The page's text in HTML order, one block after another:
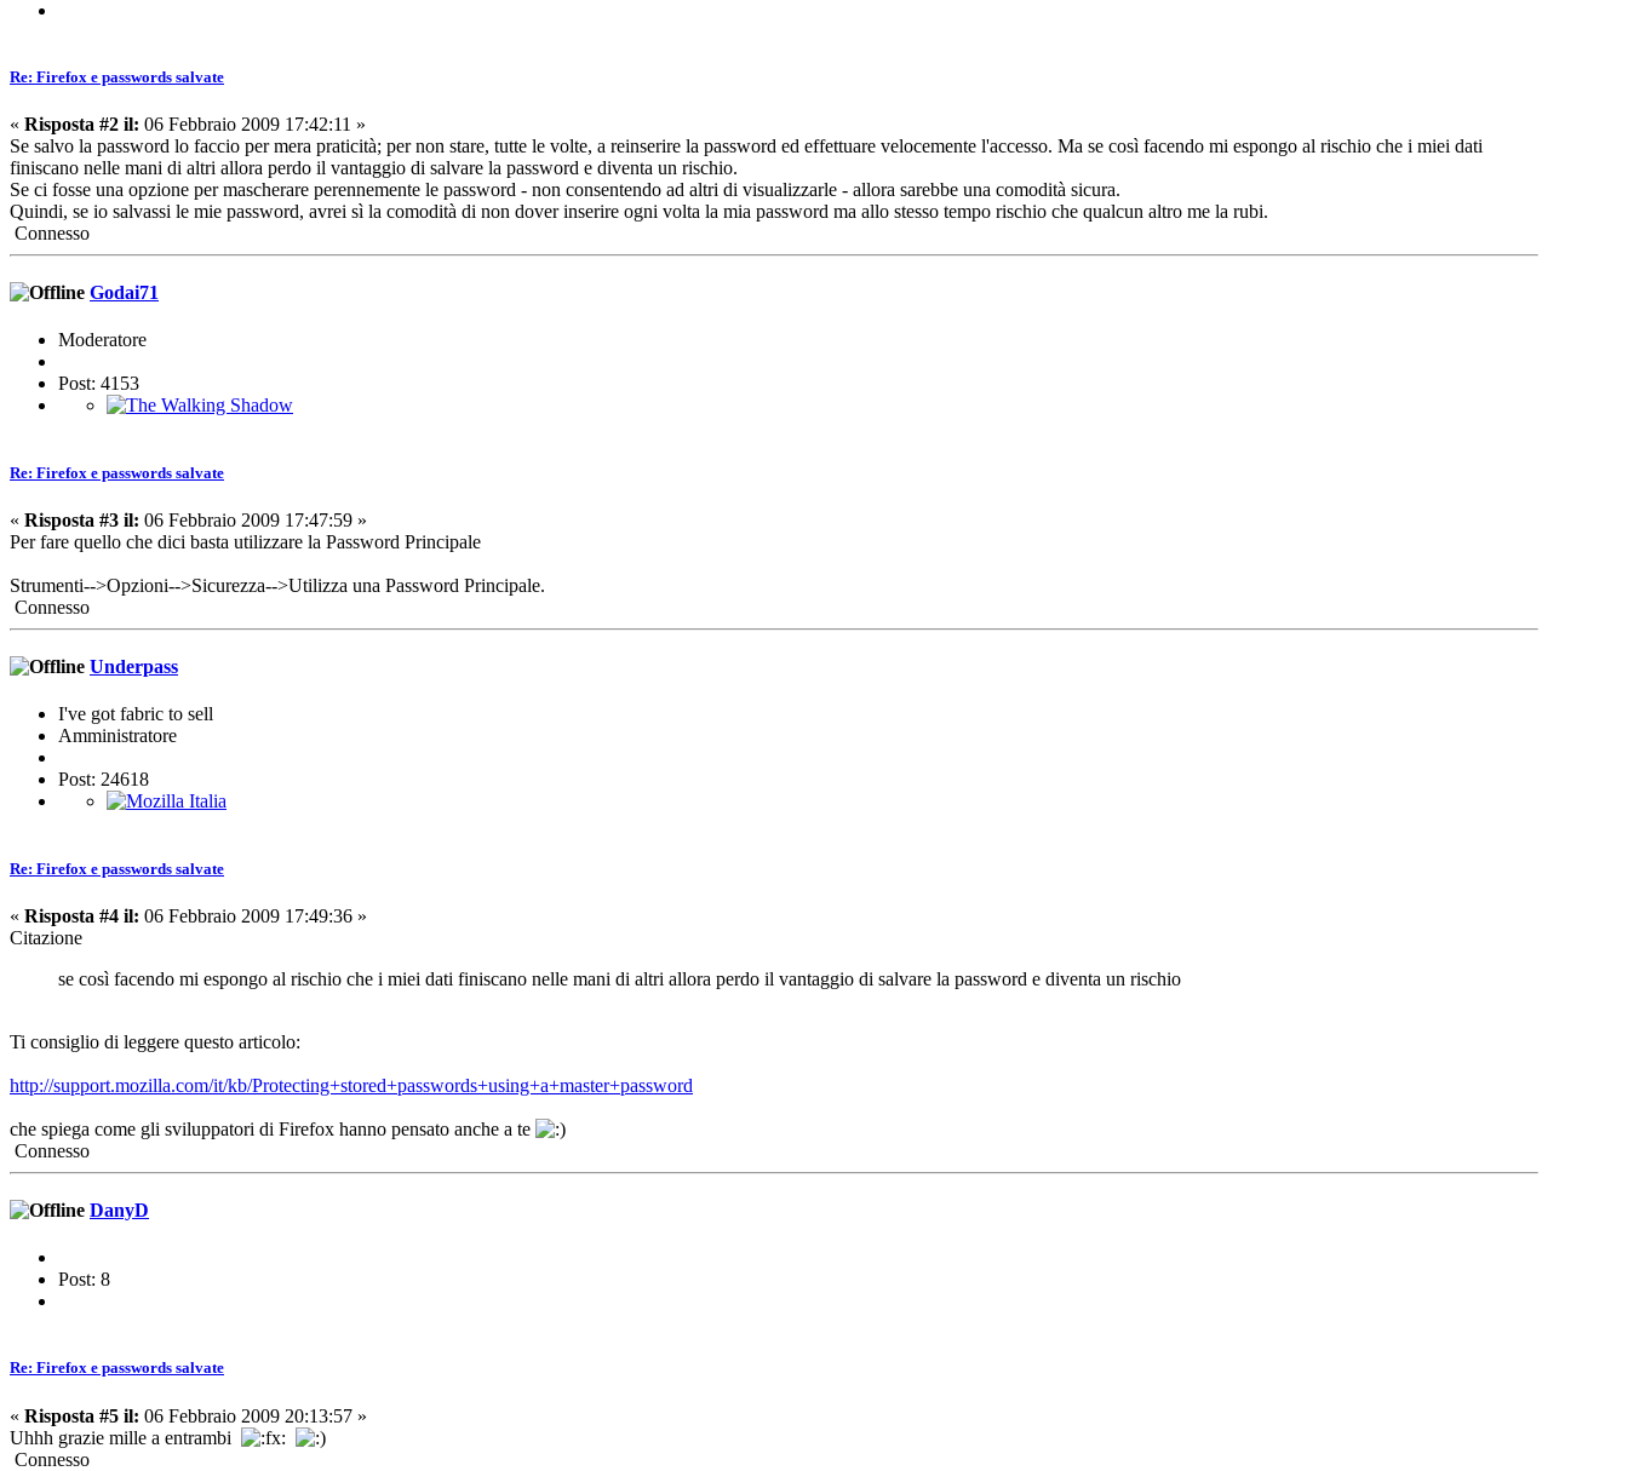
Re: Firefox e passwords salvate
« Risposta #2 il: 06 Febbraio 2009 17:42:11 »
Se salvo la password lo faccio per mera praticità; per non stare, tutte le volte, a reinserire la password ed effettuare velocemente l'accesso. Ma se così facendo mi espongo al rischio che i miei dati
finiscano nelle mani di altri allora perdo il vantaggio di salvare la password e diventa un rischio.
Se ci fosse una opzione per mascherare perennemente le password - non consentendo ad altri di visualizzarle - allora sarebbe una comodità sicura.
Quindi, se io salvassi le mie password, avrei sì la comodità di non dover inserire ogni volta la mia password ma allo stesso tempo rischio che qualcun altro me la rubi.
Connesso
Godai71
Moderatore
Post: 4153
Re: Firefox e passwords salvate
« Risposta #3 il: 06 Febbraio 2009 17:47:59 »
Per fare quello che dici basta utilizzare la Password Principale
Strumenti-->Opzioni-->Sicurezza-->Utilizza una Password Principale.
Connesso
Underpass
I've got fabric to sell
Amministratore
Post: 24618
Re: Firefox e passwords salvate
« Risposta #4 il: 06 Febbraio 2009 17:49:36 »
Citazione
se così facendo mi espongo al rischio che i miei dati finiscano nelle mani di altri allora perdo il vantaggio di salvare la password e diventa un rischio
Ti consiglio di leggere questo articolo:
http://support.mozilla.com/it/kb/Protecting+stored+passwords+using+a+master+password
che spiega come gli sviluppatori di Firefox hanno pensato anche a te
Connesso
DanyD
Post: 8
Re: Firefox e passwords salvate
« Risposta #5 il: 06 Febbraio 2009 20:13:57 »
Uhhh grazie mille a entrambi
Connesso